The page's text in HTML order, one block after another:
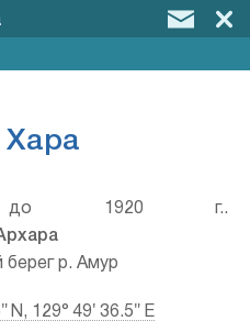
Хара
1920 г..
берег р. Амур
N, 129° 49′ 36.5″ E